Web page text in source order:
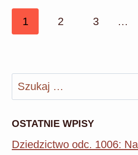
CEMIL
O
HANCER!
Nawigacja
strony
1 2 3 …
Szukaj:
OSTATNIE WPISY
Dziedzictwo odc. 1006: